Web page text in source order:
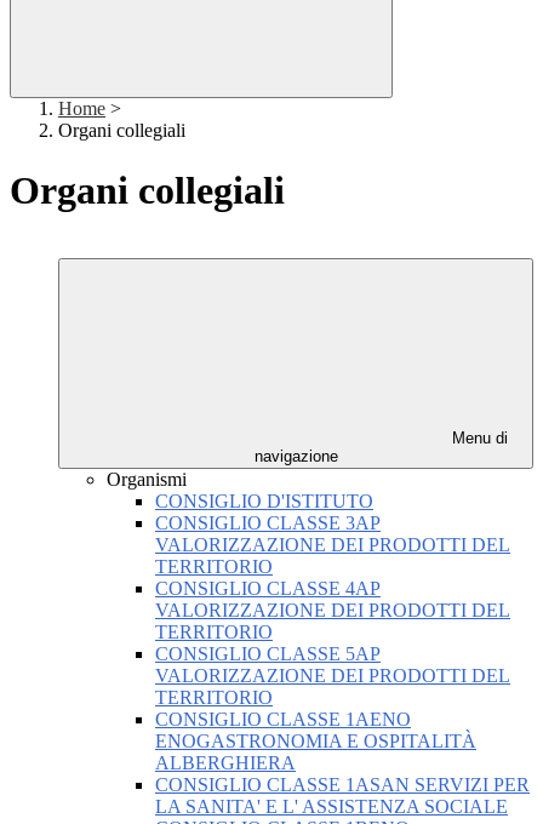
Home >
Organi collegiali
Organi collegiali
Menu di
navigazione
Organismi
CONSIGLIO D'ISTITUTO
CONSIGLIO CLASSE 3AP
VALORIZZAZIONE DEI PRODOTTI DEL
TERRITORIO
CONSIGLIO CLASSE 4AP
VALORIZZAZIONE DEI PRODOTTI DEL
TERRITORIO
CONSIGLIO CLASSE 5AP
VALORIZZAZIONE DEI PRODOTTI DEL
TERRITORIO
CONSIGLIO CLASSE 1AENO
ENOGASTRONOMIA E OSPITALITÀ
ALBERGHIERA
CONSIGLIO CLASSE 1ASAN SERVIZI PER
LA SANITA' E L' ASSISTENZA SOCIALE